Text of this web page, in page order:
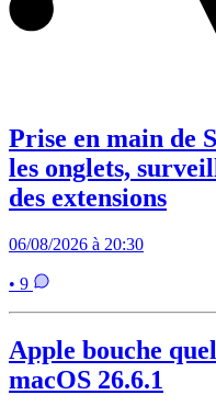
Prise en main de
les onglets,
des extensions
06/08/2026 à 20:30
• 9
Apple bouche
macOS 26.6.1